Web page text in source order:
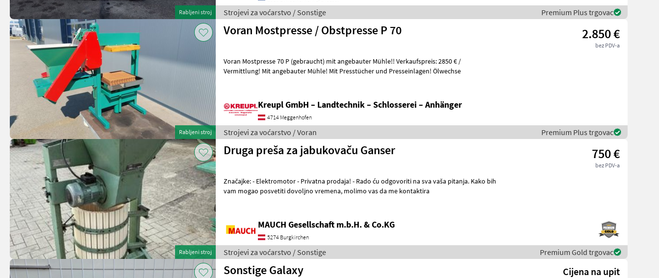
Rabljeni stroj Strojevi za voćarstvo / Sonstige Premium Plus trgovac
Rabljeni stroj
Voran Mostpresse / Obstpresse P 70 2.850 €
bez PDV-a
Voran Mostpresse 70 P (gebraucht) mit angebauter Mühle!! Verkaufspreis: 2850 € /
Vermittlung! Mit angebauter Mühle! Mit Presstücher und Presseinlagen! Ölwechse
Kreupl GmbH – Landtechnik – Schlosserei – Anhänger
4714 Meggenhofen
Strojevi za voćarstvo / Voran Premium Plus trgovac
Rabljeni stroj
Druga preša za jabukovaču Ganser 750 €
bez PDV-a
Značajke: - Elektromotor - Privatna prodaja! - Rado ću odgovoriti na sva vaša pitanja. Kako bih
vam mogao posvetiti dovoljno vremena, molimo vas da me kontaktira
MAUCH Gesellschaft m.b.H. & Co.KG
5274 Burgkirchen
Strojevi za voćarstvo / Sonstige Premium Gold trgovac
Sonstige Galaxy Cijena na upit